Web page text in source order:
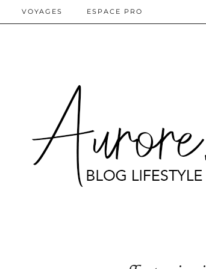
VOYAGES ESPACE PRO